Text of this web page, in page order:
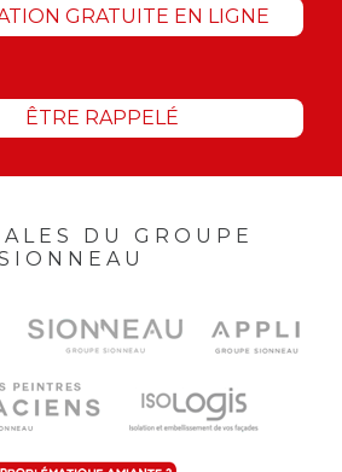
GRATUITE EN LIGNE
ÊTRE RAPPELÉ
DU GROUPE